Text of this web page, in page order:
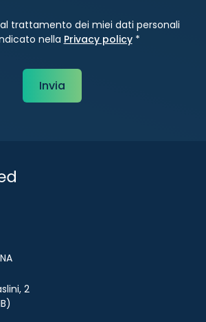
trattamento dei miei dati personali
nella Privacy policy *
2